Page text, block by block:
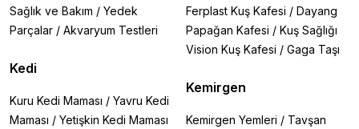
Sağlık ve Bakım / Yedek
Parçalar / Akvaryum Testleri
Kedi
Kuru Kedi Maması / Yavru Kedi
Maması / Yetişkin Kedi Maması
Ferplast Kuş Kafesi / Dayang
Papağan Kafesi / Kuş Sağlığı
Vision Kuş Kafesi / Gaga Taşı
Kemirgen
Kemirgen Yemleri / Tavşan